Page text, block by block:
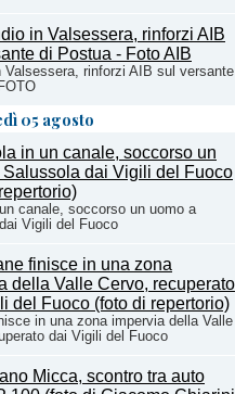
Valsessera, rinforzi AIB sul versante
05 agosto
canale, soccorso un uomo a
Vigili del Fuoco
in una zona impervia della Valle
dai Vigili del Fuoco